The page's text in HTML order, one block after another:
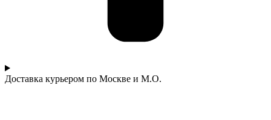
Доставка курьером по Москве и М.О.